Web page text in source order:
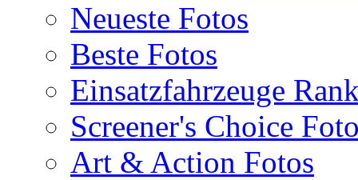
Neueste Fotos
Beste Fotos
Einsatzfahrzeuge
Screener's Choice
Art & Action Fotos